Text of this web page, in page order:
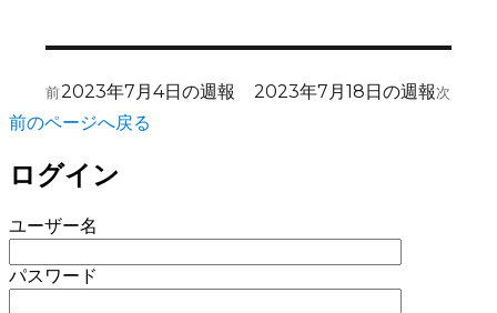
ー
稿
ナ
ビ
ー
シ
前前
稿:
2023年7月4日の週報 次
次
2023年7月18日の週報
前のページへ戻る
ログイン
ユーザー名
パスワード